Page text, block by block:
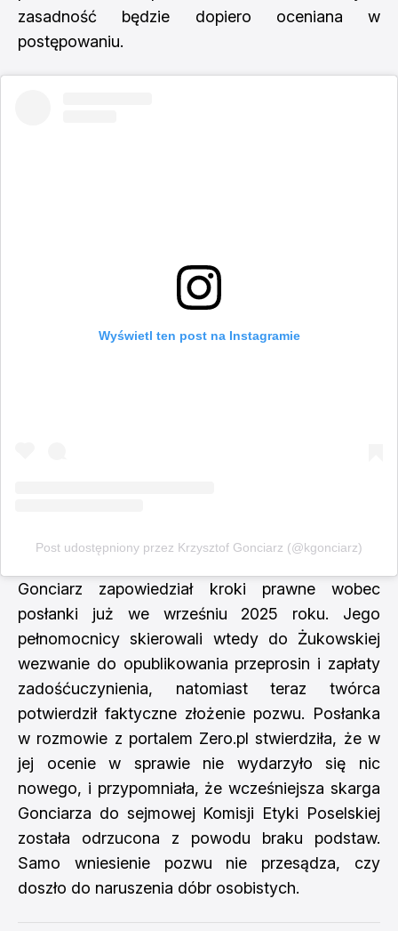
zasadność będzie dopiero oceniana w
postępowaniu.
Wyświetl ten post na Instagramie
Post udostępniony przez Krzysztof Gonciarz (@kgonciarz)
Gonciarz zapowiedział kroki prawne wobec
posłanki już we wrześniu 2025 roku. Jego
pełnomocnicy skierowali wtedy do Żukowskiej
wezwanie do opublikowania przeprosin i zapłaty
zadośćuczynienia, natomiast teraz twórca
potwierdził faktyczne złożenie pozwu. Posłanka
w rozmowie z portalem Zero.pl stwierdziła, że w
jej ocenie w sprawie nie wydarzyło się nic
nowego, i przypomniała, że wcześniejsza skarga
Gonciarza do sejmowej Komisji Etyki Poselskiej
została odrzucona z powodu braku podstaw.
Samo wniesienie pozwu nie przesądza, czy
doszło do naruszenia dóbr osobistych.